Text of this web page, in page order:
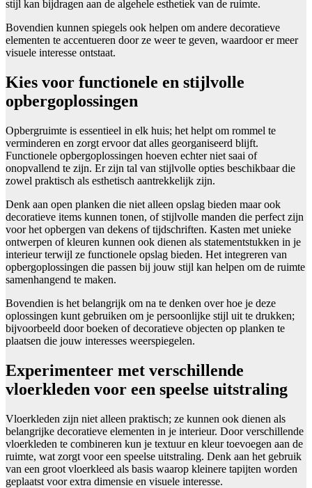
stijl kan bijdragen aan de algehele esthetiek van de ruimte.
Bovendien kunnen spiegels ook helpen om andere decoratieve
elementen te accentueren door ze weer te geven, waardoor er meer
visuele interesse ontstaat.
Kies voor functionele en stijlvolle
opbergoplossingen
Opbergruimte is essentieel in elk huis; het helpt om rommel te
verminderen en zorgt ervoor dat alles georganiseerd blijft.
Functionele opbergoplossingen hoeven echter niet saai of
onopvallend te zijn. Er zijn tal van stijlvolle opties beschikbaar die
zowel praktisch als esthetisch aantrekkelijk zijn.
Denk aan open planken die niet alleen opslag bieden maar ook
decoratieve items kunnen tonen, of stijlvolle manden die perfect zijn
voor het opbergen van dekens of tijdschriften. Kasten met unieke
ontwerpen of kleuren kunnen ook dienen als statementstukken in je
interieur terwijl ze functionele opslag bieden. Het integreren van
opbergoplossingen die passen bij jouw stijl kan helpen om de ruimte
samenhangend te maken.
Bovendien is het belangrijk om na te denken over hoe je deze
oplossingen kunt gebruiken om je persoonlijke stijl uit te drukken;
bijvoorbeeld door boeken of decoratieve objecten op planken te
plaatsen die jouw interesses weerspiegelen.
Experimenteer met verschillende
vloerkleden voor een speelse uitstraling
Vloerkleden zijn niet alleen praktisch; ze kunnen ook dienen als
belangrijke decoratieve elementen in je interieur. Door verschillende
vloerkleden te combineren kun je textuur en kleur toevoegen aan de
ruimte, wat zorgt voor een speelse uitstraling. Denk aan het gebruik
van een groot vloerkleed als basis waarop kleinere tapijten worden
geplaatst voor extra dimensie en visuele interesse.